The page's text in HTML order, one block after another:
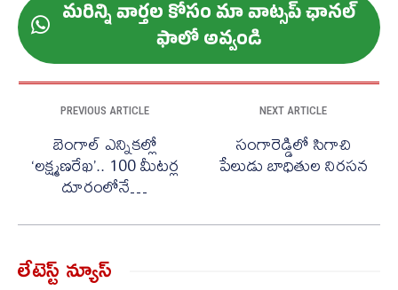
మ‌రిన్ని వార్త‌ల కోసం మా వాట్స‌ప్ ఛాన‌ల్
ఫాలో అవ్వండి
PREVIOUS ARTICLE
బెంగాల్ ఎన్నికల్లో
‘లక్ష్మణరేఖ’.. 100 మీటర్ల
దూరంలోనే…
NEXT ARTICLE
సంగారెడ్డిలో సిగాచి
పేలుడు బాధితుల నిరసన
లేటెస్ట్ న్యూస్‌